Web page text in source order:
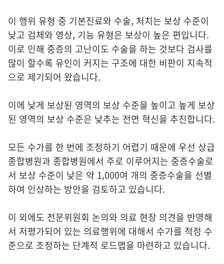
이 행위 유형 중 기본진료와 수술, 처치는 보상 수준이
낮고 검체와 영상, 기능 유형은 보상이 높은 편입니다.
이로 인해 중증의 고난이도 수술을 하는 것보다 검사를
많이 할수록 유인이 커지는 구조에 대한 비판이 지속적
으로 제기되어 왔습니다.
이에 낮게 보상된 영역의 보상 수준을 높이고 높게 보상
된 영역의 보상 수준은 낮추는 전면 혁신을 추진합니다.
모든 수가를 한 번에 조정하기 어렵기 때문에 우선 상급
종합병원과 종합병원에서 주로 이루어지는 중증수술로
서 보상 수준이 낮은 약 1,000여 개의 중증수술을 선별
하여 인상하는 방안을 검토하고 있습니다.
이 외에도 전문위원회 논의와 의료 현장 의견을 반영해
서 저평가되어 있는 의료행위에 대해서 수가를 적정 수
준으로 조정하는 단계적 로드맵을 마련하고 있습니다.